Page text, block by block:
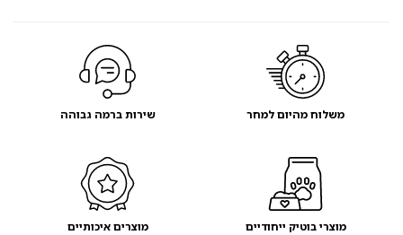
משלוח מהיום למחר שירות ברמה גבוהה
מוצרי בוטיק ייחודיים מוצרים איכותיים